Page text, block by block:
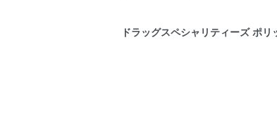
ドラッグスペシャリティーズ ポ